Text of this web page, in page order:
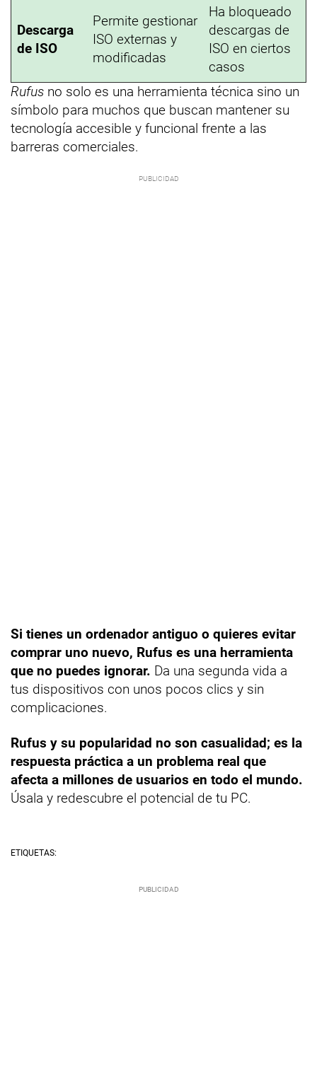
Descarga
de ISO
Permite gestionar
ISO externas y
modificadas
Ha bloqueado
descargas de
ISO en ciertos
casos
Rufus no solo es una herramienta técnica sino un
símbolo para muchos que buscan mantener su
tecnología accesible y funcional frente a las
barreras comerciales.
Si tienes un ordenador antiguo o quieres evitar
comprar uno nuevo, Rufus es una herramienta
que no puedes ignorar. Da una segunda vida a
tus dispositivos con unos pocos clics y sin
complicaciones.
Rufus y su popularidad no son casualidad; es la
respuesta práctica a un problema real que
afecta a millones de usuarios en todo el mundo.
Úsala y redescubre el potencial de tu PC.
ETIQUETAS: